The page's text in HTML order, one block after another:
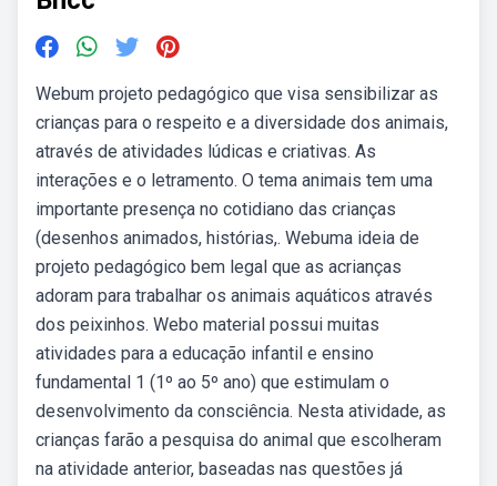
Webum projeto pedagógico que visa sensibilizar as
crianças para o respeito e a diversidade dos animais,
através de atividades lúdicas e criativas. As
interações e o letramento. O tema animais tem uma
importante presença no cotidiano das crianças
(desenhos animados, histórias,. Webuma ideia de
projeto pedagógico bem legal que as acrianças
adoram para trabalhar os animais aquáticos através
dos peixinhos. Webo material possui muitas
atividades para a educação infantil e ensino
fundamental 1 (1º ao 5º ano) que estimulam o
desenvolvimento da consciência. Nesta atividade, as
crianças farão a pesquisa do animal que escolheram
na atividade anterior, baseadas nas questões já